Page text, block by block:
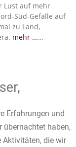
Lust auf mehr
Süd-Gefälle auf
zu Land,
mehr ...…
Erfahrungen und
übernachtet haben,
Aktivitäten, die wir